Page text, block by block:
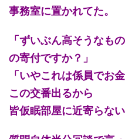
事務室に置かれてた。
「ずいぶん高そうなも
の寄付ですか？」
「いやこれは係員でお
この交番出るから
皆仮眠部屋に近寄らない